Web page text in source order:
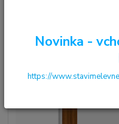
Novinka -
https://